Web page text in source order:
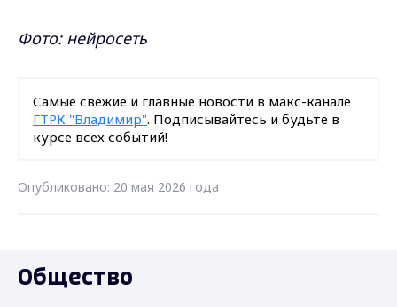
Фото: нейросеть
Самые свежие и главные новости в макс-канале
ГТРК "Владимир". Подписывайтесь и будьте в
курсе всех событий!
Опубликовано: 20 мая 2026 года
Общество